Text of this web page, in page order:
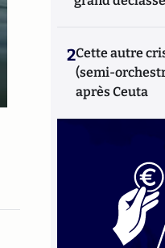
2Cette autre
(semi-
après Ceuta